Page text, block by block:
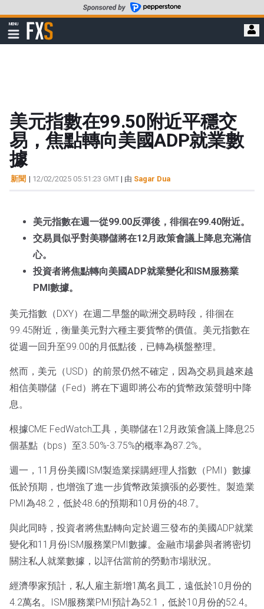
至
要
MENU
顯
示
FXStreet
美元指數在99.50附近平穩交
易，焦點轉向美國ADP就業數
據
新聞 | 12/02/2025 05:51:23 GMT | 由 Sagar Dua
美元指數在週一從99.00反彈後，徘徊在99.40附近。
交易員似乎對美聯儲將在12月政策會議上降息充滿信
心。
投資者將焦點轉向美國ADP就業變化和ISM服務業
PMI數據。
美元指數（DXY）在週二早盤的歐洲交易時段，徘徊在
99.45附近，衡量美元對六種主要貨幣的價值。美元指數在
從週一回升至99.00的月低點後，已轉為橫盤整理。
然而，美元（USD）的前景仍然不確定，因為交易員越來越
相信美聯儲（Fed）將在下週即將公布的貨幣政策聲明中降
息。
根據CME FedWatch工具，美聯儲在12月政策會議上降息25
個基點（bps）至3.50%-3.75%的概率為87.2%。
週一，11月份美國ISM製造業採購經理人指數（PMI）數據
低於預期，也增強了進一步貨幣政策擴張的必要性。製造業
PMI為48.2，低於48.6的預期和10月份的48.7。
與此同時，投資者將焦點轉向定於週三發布的美國ADP就業
變化和11月份ISM服務業PMI數據。金融市場參與者將密切
關注私人就業數據，以評估當前的勞動市場狀況。
經濟學家預計，私人雇主新增1萬名員工，遠低於10月份的
4.2萬名。ISM服務業PMI預計為52.1，低於10月份的52.4。